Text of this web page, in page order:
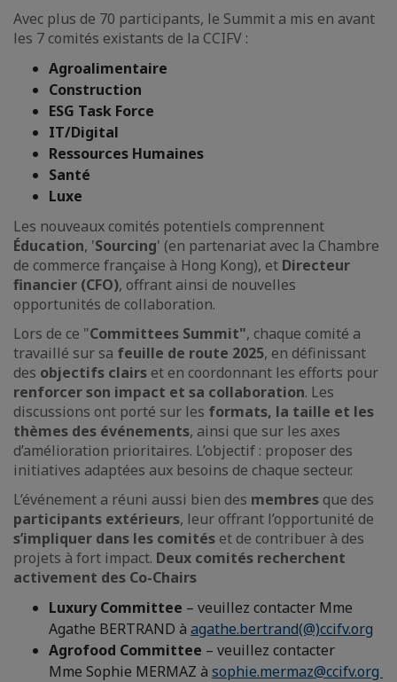
Avec plus de 70 participants, le Summit a mis en avant
les 7 comités existants de la CCIFV :
Agroalimentaire
Construction
ESG Task Force
IT/Digital
Ressources Humaines
Santé
Luxe
Les nouveaux comités potentiels comprennent
Éducation, 'Sourcing' (en partenariat avec la Chambre
de commerce française à Hong Kong), et Directeur
financier (CFO), offrant ainsi de nouvelles
opportunités de collaboration.
Lors de ce "Committees Summit", chaque comité a
travaillé sur sa feuille de route 2025, en définissant
des objectifs clairs et en coordonnant les efforts pour
renforcer son impact et sa collaboration. Les
discussions ont porté sur les formats, la taille et les
thèmes des événements, ainsi que sur les axes
d’amélioration prioritaires. L’objectif : proposer des
initiatives adaptées aux besoins de chaque secteur.
L’événement a réuni aussi bien des membres que des
participants extérieurs, leur offrant l’opportunité de
s’impliquer dans les comités et de contribuer à des
projets à fort impact. Deux comités recherchent
activement des Co-Chairs
Luxury Committee – veuillez contacter Mme
Agathe BERTRAND à agathe.bertrand(@)ccifv.org
Agrofood Committee – veuillez contacter
Mme Sophie MERMAZ à sophie.mermaz@ccifv.org